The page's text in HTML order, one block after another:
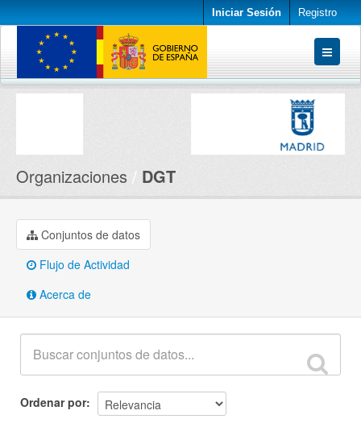
Iniciar Sesión Registro
Conjuntos de datos
Organizaciones DGT
Conjuntos de datos
Flujo de Actividad
Acerca de
Ordenar por